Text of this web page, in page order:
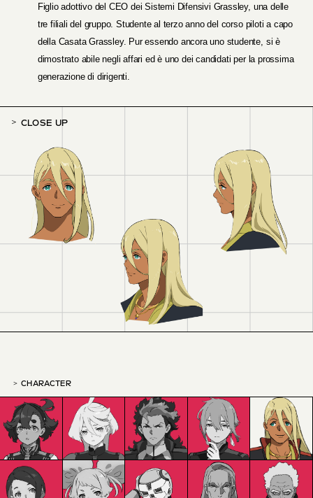
Figlio adottivo del CEO dei Sistemi Difensivi Grassley, una delle
tre filiali del gruppo. Studente al terzo anno del corso piloti a capo
della Casata Grassley. Pur essendo ancora uno studente, si è
dimostrato abile negli affari ed è uno dei candidati per la prossima
generazione di dirigenti.
CLOSE UP
CHARACTER